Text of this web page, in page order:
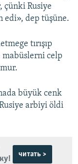
çünki Rusiye
edi», dep tüşüne.
tırışıp
mabüslerni celp
büyük cenk
arbiyi öldi
читать >